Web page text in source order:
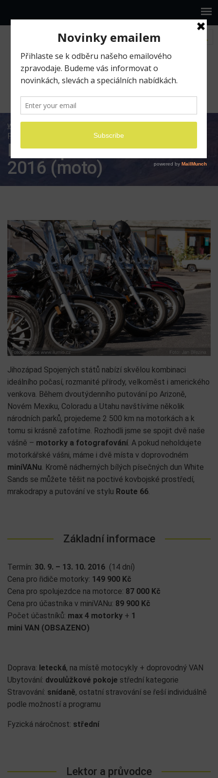
www.ilumio.cz
Fotoexpedice Jih USA 2016 (moto)
Fotoexpedice Jih USA
2016 (moto)
Jihozápad Spojených států nabízí skvělou kombinaci
ideálního počasí, rozmanité přírody, velkoměst i amerického
venkova. Během dvoutýdenního putování po Arizoně,
Novém Mexiku, Coloradu a Utahu navštívíme několik
národních parků, projedeme 2 500 km na motorkách a k
tomu si krásně zafotíme. Rozhodli jsme se spojit dvě naše
vášně – motorky a fotografování. A pokud neholdujete
motorkářské vášni, máme i dvě místa v doprovodném
miniVANu . Kromě nádherných bílých písečných dun White
Sands se můžete těšit na poctivé kovbojské prostředí,
mrakodrapy a putování ve stylu Route 66
Základní informace
Termín: 30. 9. – 13. 10. 2016 (14 dní)
Cena pro řidiče motorky: 149 900 Kč
Cena pro spolujezdce na motorce: 87 000 Kč
Cena pro účastníka v miniVANu: 89 900 Kč
Počet účastníků: max 4 motorky + 1
mini VAN (OBSAZENO)
Doprava: letecká, na místě motocykly + doprovodný VAN
Ubytování: dvoulůžkové pokoje střední kategorie
Stravování: snídaně, ostatní stravování se řeší individuálně
podle možností a programu
Fyzická náročnost: střední
Lektor a průvodce